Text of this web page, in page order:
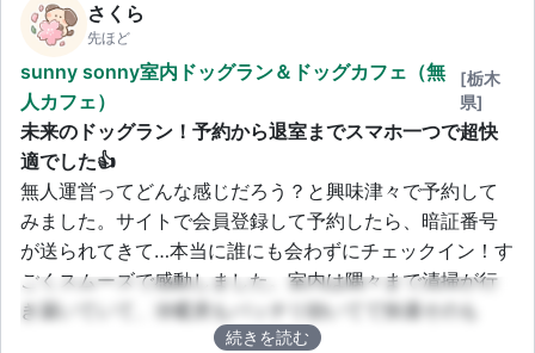
さくら
先ほど
sunny sonny室内ドッグラン＆ドッグカフェ（無
人カフェ）
[栃木
県]
未来のドッグラン！予約から退室までスマホ一つで超快
適でした👍
無人運営ってどんな感じだろう？と興味津々で予約して
みました。サイトで会員登録して予約したら、暗証番号
が送られてきて…本当に誰にも会わずにチェックイン！す
ごくスムーズで感動しました。室内は隅々まで清掃が行
き届いていて、冷暖房もバッチリ効いてて快適そのも
の。マナーウェアの着用が必須なので、衛生面でも安心
続きを読む